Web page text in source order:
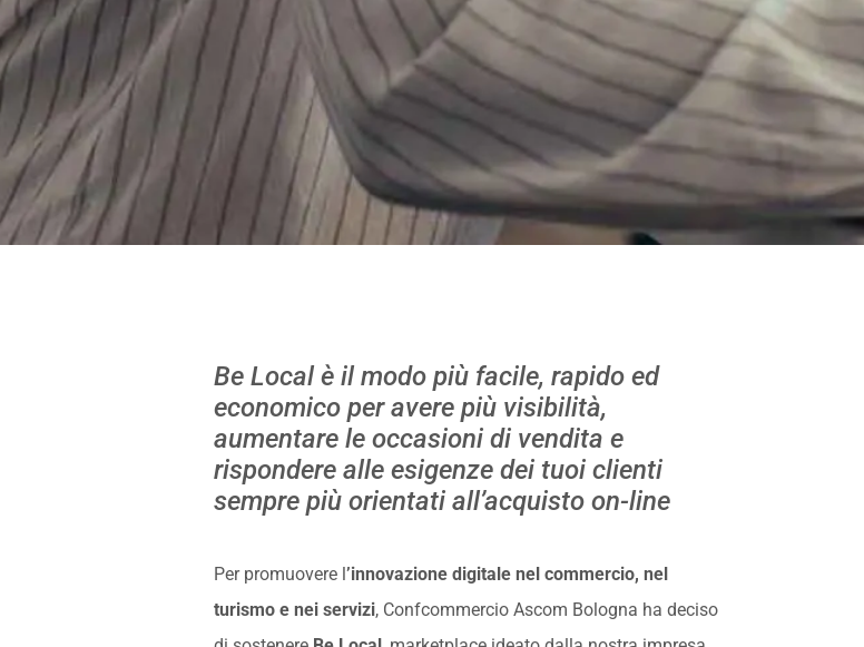
Be Local è il modo più facile, rapido ed
economico per avere più visibilità,
aumentare le occasioni di vendita e
rispondere alle esigenze dei tuoi clienti
sempre più orientati all’acquisto on-line
Per promuovere l’innovazione digitale nel commercio, nel
turismo e nei servizi, Confcommercio Ascom Bologna ha deciso